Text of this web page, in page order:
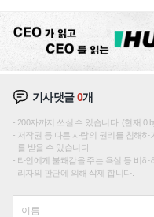
기사댓글0개
200자까지 쓰실 수 있습니다. (현재 0
저작권 등 다른 사람의 권리를 침해
를 받을 수 있습니다.
타인에게 불쾌감을 주는 욕설 등 비
리자의 판단에 의해 삭제 합니다.